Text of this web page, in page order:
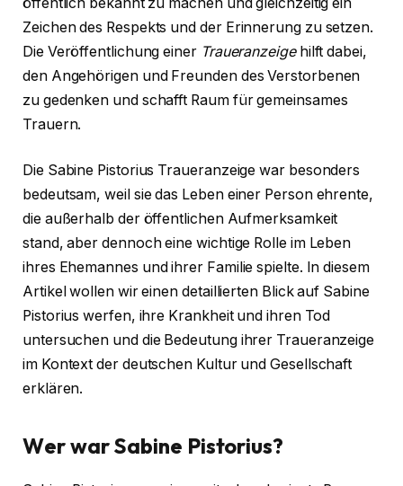
Zeichen des Respekts und der Erinnerung zu setzen.
Die Veröffentlichung einer Traueranzeigehilft dabei,
den Angehörigen und Freunden des Verstorbenen
zu gedenken und schafft Raum für gemeinsames
Trauern.
Die Sabine Pistorius Traueranzeige war besonders
bedeutsam, weil sie das Leben einer Person ehrente,
die außerhalb der öffentlichen Aufmerksamkeit
stand, aber dennoch eine wichtige Rolle im Leben
ihres Ehemannes und ihrer Familie spielte. In diesem
Artikel wollen wir einen detaillierten Blick auf Sabine
Pistorius werfen, ihre Krankheit und ihren Tod
untersuchen und die Bedeutung ihrer Traueranzeige
im Kontext der deutschen Kultur und Gesellschaft
erklären.
Wer war Sabine Pistorius?